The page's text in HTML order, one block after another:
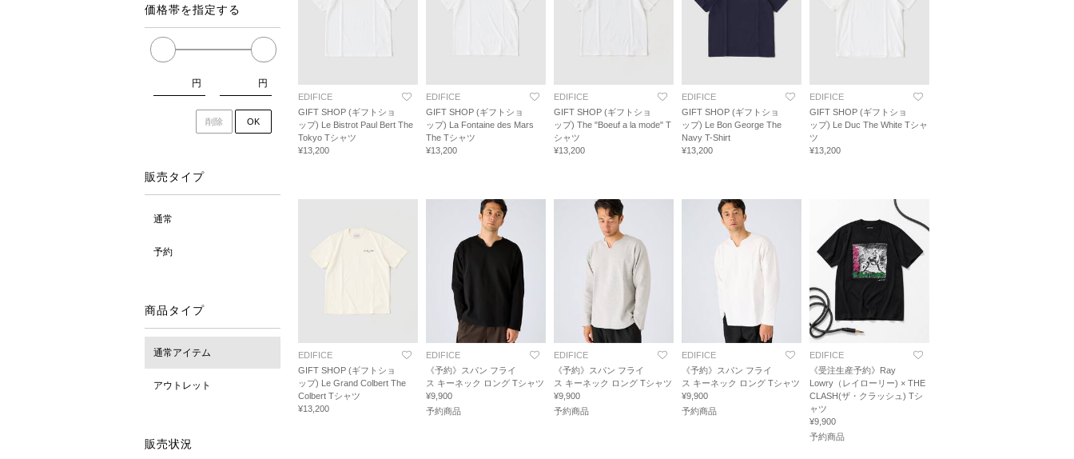
価格帯を指定する
円 円
削除 OK
販売タイプ
通常
予約
商品タイプ
通常アイテム
アウトレット
販売状況
EDIFICE
GIFT SHOP (ギフトショ
ップ) Le Bistrot Paul Bert The
Tokyo Tシャツ
¥13,200
EDIFICE
GIFT SHOP (ギフトショ
ップ) La Fontaine des Mars
The Tシャツ
¥13,200
EDIFICE
GIFT SHOP (ギフトショ
ップ) The "Boeuf a la mode" T
シャツ
¥13,200
EDIFICE
GIFT SHOP (ギフトショ
ップ) Le Bon George The
Navy T-Shirt
¥13,200
EDIFICE
GIFT SHOP (ギフトショ
ップ) Le Duc The White Tシャ
ツ
¥13,200
EDIFICE
GIFT SHOP (ギフトショ
ップ) Le Grand Colbert The
Colbert Tシャツ
¥13,200
EDIFICE
《予約》スパン フライ
ス キーネック ロング Tシャツ
¥9,900
予約商品
EDIFICE
《予約》スパン フライ
ス キーネック ロング Tシャツ
¥9,900
予約商品
EDIFICE
《予約》スパン フライ
ス キーネック ロング Tシャツ
¥9,900
予約商品
EDIFICE
《受注生産予約》Ray
Lowry（レイローリー) × THE
CLASH(ザ・クラッシュ) Tシ
ャツ
¥9,900
予約商品